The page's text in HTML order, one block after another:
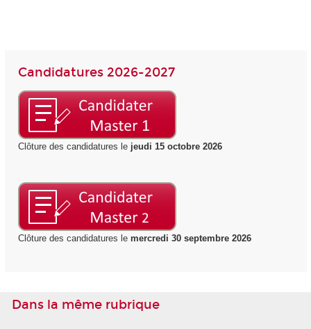
Candidatures 2026-2027
Clôture des candidatures le jeudi 15 octobre 2026
Clôture des candidatures le mercredi 30 septembre 2026
Dans la même rubrique